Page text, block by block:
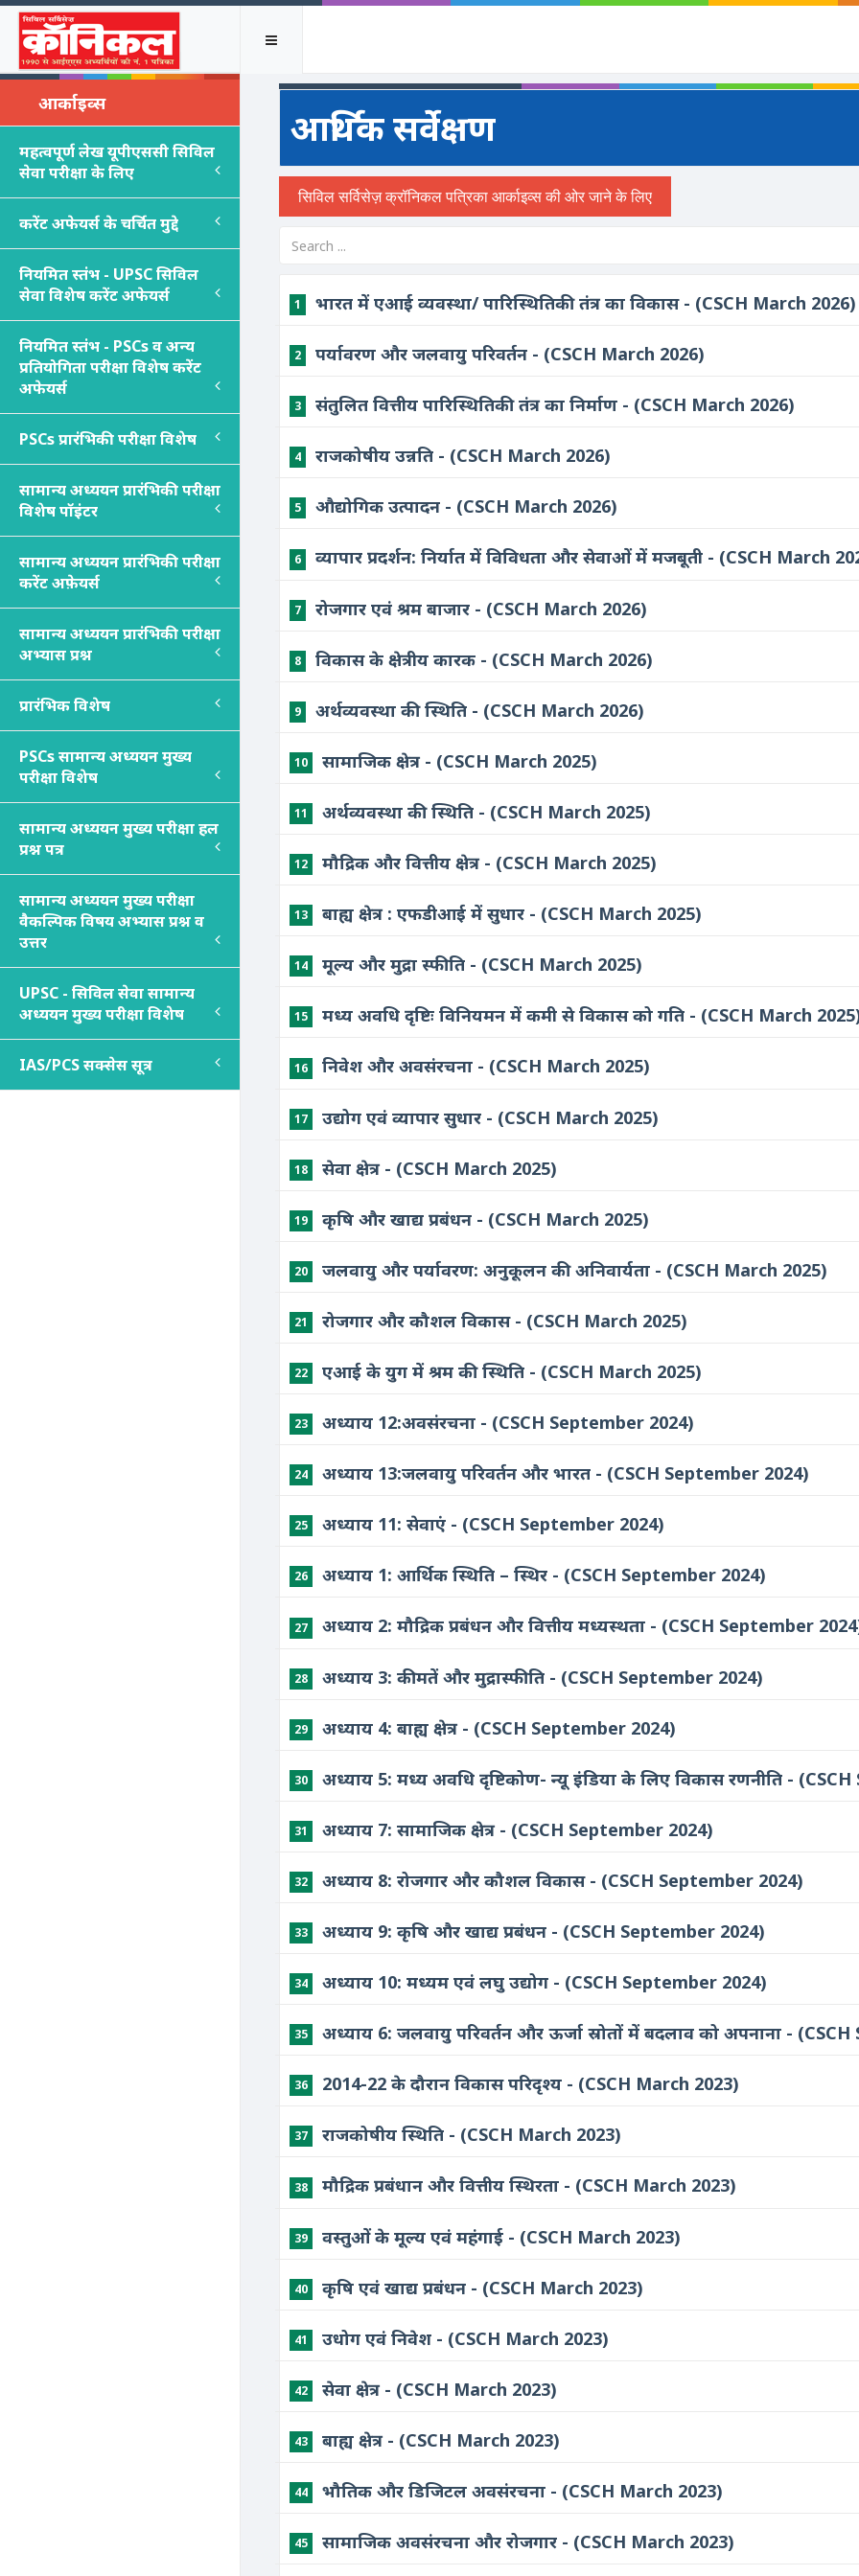
आर्काइव्स
महत्वपूर्ण लेख यूपीएससी सिविल
सेवा परीक्षा के लिए
करेंट अफेयर्स के चर्चित मुद्दे
नियमित स्तंभ - UPSC सिविल
सेवा विशेष करेंट अफेयर्स
नियमित स्तंभ - PSCsव अन्य
प्रतियोगिता परीक्षा विशेष करेंट
अफेयर्स
PSCsप्रारंभिकी परीक्षा विशेष
सामान्य अध्ययन प्रारंभिकी परीक्षा
विशेष पॉइंटर
सामान्य अध्ययन प्रारंभिकी परीक्षा
करेंट अफ़ेयर्स
सामान्य अध्ययन प्रारंभिकी परीक्षा
अभ्यास प्रश्न
प्रारंभिक विशेष
PSCsसामान्य अध्ययन मुख्य
परीक्षा विशेष
सामान्य अध्ययन मुख्य परीक्षा हल
प्रश्न पत्र
सामान्य अध्ययन मुख्य परीक्षा
वैकल्पिक विषय अभ्यास प्रश्न व
उत्तर
UPSC - सिविल सेवा सामान्य
अध्ययन मुख्य परीक्षा विशेष
IAS/PCS सक्सेस सूत्र
आर्थिक सर्वेक्षण
1 भारत में एआई व्यवस्था/ पारिस्थितिकी तंत्र का विकास - (CSCH March 2026)
2 पर्यावरण और जलवायु परिवर्तन - (CSCH March 2026)
3 संतुलित वित्तीय पारिस्थितिकी तंत्र का निर्माण - (CSCH March 2026)
4 राजकोषीय उन्नति - (CSCH March 2026)
5 औद्योगिक उत्पादन - (CSCH March 2026)
6 व्यापार प्रदर्शन: निर्यात में विविधता और सेवाओं में मजबूती - (CSCH March
7 रोजगार एवं श्रम बाजार - (CSCH March 2026)
8 विकास के क्षेत्रीय कारक - (CSCH March 2026)
9 अर्थव्यवस्था की स्थिति - (CSCH March 2026)
10 सामाजिक क्षेत्र - (CSCH March 2025)
11 अर्थव्यवस्था की स्थिति - (CSCH March 2025)
12 मौद्रिक और वित्तीय क्षेत्र - (CSCH March 2025)
13 बाह्य क्षेत्र : एफडीआई में सुधार - (CSCH March 2025)
14 मूल्य और मुद्रा स्फीति - (CSCH March 2025)
15 मध्य अवधि दृष्टिः विनियमन में कमी से विकास को गति - (CSCH March
16 निवेश और अवसंरचना - (CSCH March 2025)
17 उद्योग एवं व्यापार सुधार - (CSCH March 2025)
18 सेवा क्षेत्र - (CSCH March 2025)
19 कृषि और खाद्य प्रबंधन - (CSCH March 2025)
20 जलवायु और पर्यावरण: अनुकूलन की अनिवार्यता - (CSCH March 2025)
21 रोजगार और कौशल विकास - (CSCH March 2025)
22 एआई के युग में श्रम की स्थिति - (CSCH March 2025)
23 ​अध्याय 12:अवसंरचना - (CSCH September 2024)
24 ​अध्याय 13:जलवायु परिवर्तन और भारत - (CSCH September 2024)
25 अध्याय 11: सेवाएं - (CSCH September 2024)
26 ​अध्‍याय 1: आर्थिक स्थिति – स्‍थि‍र - (CSCH September 2024)
27 ​अध्‍याय 2: मौद्रिक प्रबंधन और वित्तीय मध्‍यस्‍थता - (CSCH September
28 ​अध्‍याय 3: कीमतें और मुद्रास्फीति - (CSCH September 2024)
29 ​अध्याय 4: बाह्य क्षेत्र - (CSCH September 2024)
30 ​अध्याय 5: मध्य अवधि दृष्टिकोण- न्यू इंडिया के लिए विकास रणनीति -
31 ​अध्‍याय 7: सामाजिक क्षेत्र - (CSCH September 2024)
32 ​अध्‍याय 8: रोजगार और कौशल विकास - (CSCH September 2024)
33 ​अध्याय 9: कृषि और खाद्य प्रबंधन - (CSCH September 2024)
34 ​अध्याय 10: मध्यम एवं लघु उद्योग - (CSCH September 2024)
35 ​अध्याय 6: जलवायु परिवर्तन और ऊर्जा स्रोतों में बदलाव को अपनाना -
36 2014-22 के दौरान विकास परिदृश्य - (CSCH March 2023)
37 राजकोषीय स्थिति - (CSCH March 2023)
38 मौद्रिक प्रबंधान और वित्तीय स्थिरता - (CSCH March 2023)
39 वस्तुओं के मूल्य एवं महंगाई - (CSCH March 2023)
40 कृषि एवं खाद्य प्रबंधन - (CSCH March 2023)
41 ​उधोग एवं निवेश - (CSCH March 2023)
42 सेवा क्षेत्र - (CSCH March 2023)
43 बाह्य क्षेत्र - (CSCH March 2023)
44 भौतिक और डिजिटल अवसंरचना - (CSCH March 2023)
45 सामाजिक अवसंरचना और रोजगार - (CSCH March 2023)